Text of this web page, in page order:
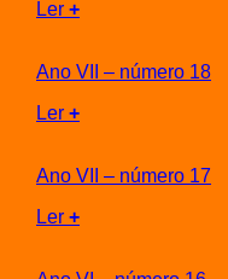
Ler +
Ano VII – número 18
Ler +
Ano VII – número 17
Ler +